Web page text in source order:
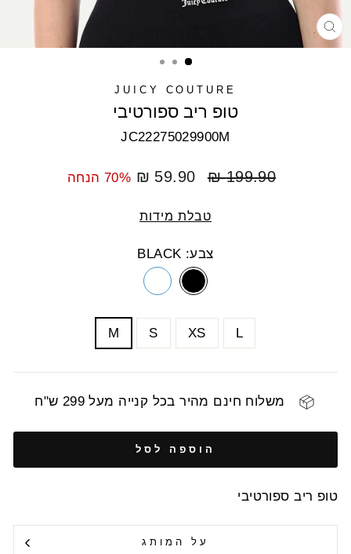
סגור
(ESC)
JUICY COUTURE
טופ ריב ספורטיבי
JC22275029900M
מחיר
199.90 ₪
מחיר
59.90 ₪ 70% הנחה
טבלת מידות
צבע: BLACK
M S XS L
משלוח חינם מהיר בכל קנייה מעל 299 ש"ח
הוספה לסל
טופ ריב ספורטיבי
על המותג